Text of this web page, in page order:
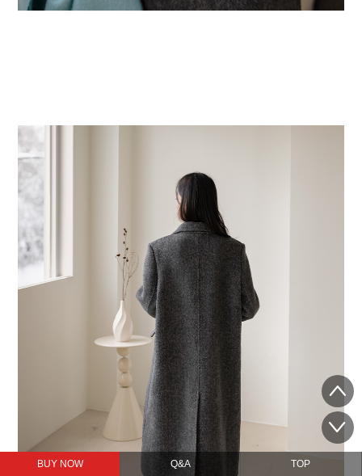
BUY NOW Q&A TOP